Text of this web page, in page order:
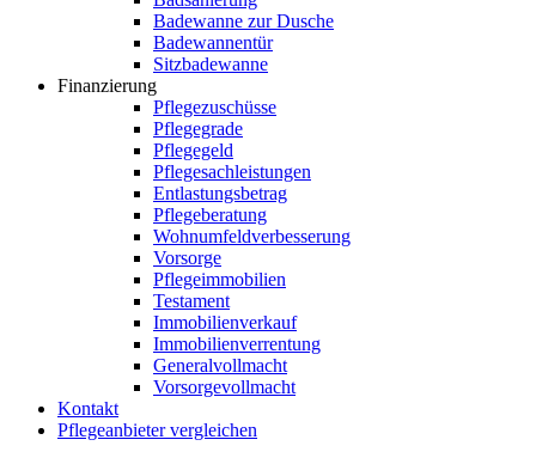
Badewanne zur Dusche
Badewannentür
Sitzbadewanne
Finanzierung
Pflegezuschüsse
Pflegegrade
Pflegegeld
Pflegesachleistungen
Entlastungsbetrag
Pflegeberatung
Wohnumfeldverbesserung
Vorsorge
Pflegeimmobilien
Testament
Immobilienverkauf
Immobilienverrentung
Generalvollmacht
Vorsorgevollmacht
Kontakt
Pflegeanbieter vergleichen